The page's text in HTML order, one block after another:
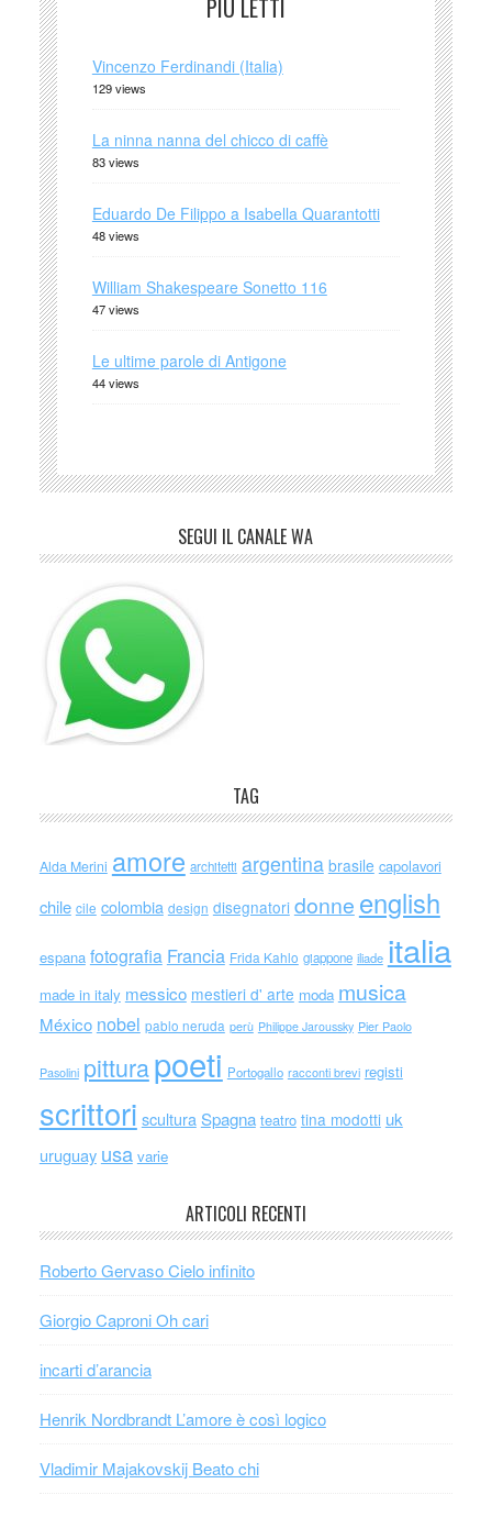
PIÙ LETTI
Vincenzo Ferdinandi (Italia)
129 views
La ninna nanna del chicco di caffè
83 views
Eduardo De Filippo a Isabella Quarantotti
48 views
William Shakespeare Sonetto 116
47 views
Le ultime parole di Antigone
44 views
SEGUI IL CANALE WA
TAG
Alda Merini amore architetti argentina brasile capolavori
chile cile colombia design disegnatori donne english
espana fotografia Francia Frida Kahlo giappone iliade italia
made in italy messico mestieri d' arte moda musica
México nobel pablo neruda perù Philippe Jaroussky Pier Paolo
Pasolini pitturapoeti Portogallo racconti brevi registi
scrittori sculturaSpagna teatro tina modotti uk
uruguay usa varie
ARTICOLI RECENTI
Roberto Gervaso Cielo infinito
Giorgio Caproni Oh cari
incarti d’arancia
Henrik Nordbrandt L’amore è così logico
Vladimir Majakovskij Beato chi